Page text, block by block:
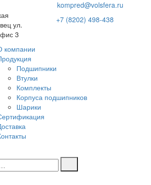
ул.
3
kompred@volsfera.ru
+7 (8202) 498-438
компании
Подшипники
Втулки
Комплекты
Корпуса подшипников
Шарики